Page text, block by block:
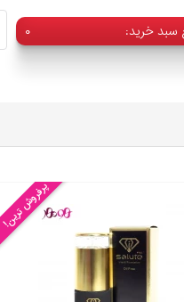
۰ سبد خرید
پرفروش ترین!